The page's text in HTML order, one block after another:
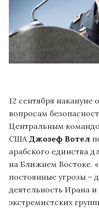
12 сентября
вопросам
Центральным
США Джозеф Вотел
арабского единства
на Ближнем Востоке.
постоянные угрозы –
деятельность Ирана и
экстремистских